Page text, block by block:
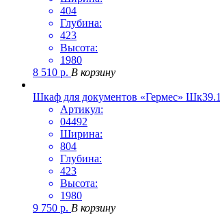
404
Глубина:
423
Высота:
1980
8 510 р. В корзину
Шкаф для документов «Гермес» Шк39.1
Артикул:
04492
Ширина:
804
Глубина:
423
Высота:
1980
9 750 р. В корзину